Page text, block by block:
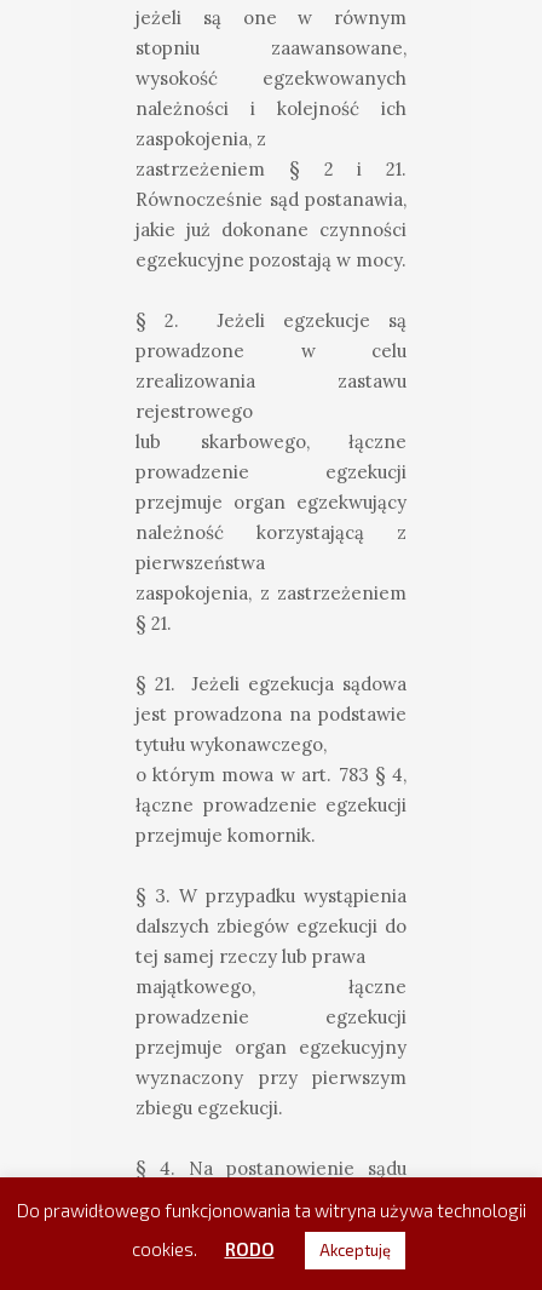
jeżeli są one w równym
stopniu zaawansowane,
wysokość egzekwowanych
należności i kolejność ich
zaspokojenia, z
zastrzeżeniem § 2 i 21.
Równocześnie sąd postanawia,
jakie już dokonane czynności
egzekucyjne pozostają w mocy.
§ 2. Jeżeli egzekucje są
prowadzone w celu
zrealizowania zastawu
rejestrowego
lub skarbowego, łączne
prowadzenie egzekucji
przejmuje organ egzekwujący
należność korzystającą z
pierwszeństwa
zaspokojenia, z zastrzeżeniem
§ 21.
§ 21. Jeżeli egzekucja sądowa
jest prowadzona na podstawie
tytułu wykonawczego,
o którym mowa w art. 783 § 4,
łączne prowadzenie egzekucji
przejmuje komornik.
§ 3. W przypadku wystąpienia
dalszych zbiegów egzekucji do
tej samej rzeczy lub prawa
majątkowego, łączne
prowadzenie egzekucji
przejmuje organ egzekucyjny
wyznaczony przy pierwszym
zbiegu egzekucji.
§ 4. Na postanowienie sądu
przysługuje zażalenie stronom
oraz administracyjnemu
organowi egzekucyjnemu.
Do prawidłowego funkcjonowania ta witryna używa technologii
cookies.
RODO Akceptuję